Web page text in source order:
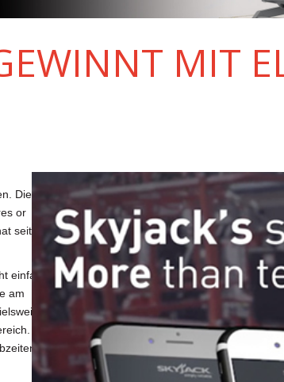
MIT
Die Off-
or
seither
einfach
am